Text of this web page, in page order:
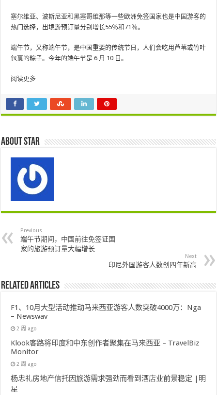
塞尔维亚、波斯尼亚和黑塞哥维那等一些欧洲免签国家也是中国游客的
热门选择，出境游预订量分别增长55％和71％。
端午节，又称端午节，是中国重要的传统节日，人们会吃用芦苇或竹叶
包裹的粽子。今年的端午节是 6 月 10 日。
阅读更多
About star
Previous
端午节期间，中国前往免签证国
家的旅游预订量大幅增长
Next
印尼外国游客人数创四年新高
Related Articles
F1、10月大型活动推动马来西亚游客人数突破4000万：Nga
– Newswav
2 周 ago
Klook客路将印度和中东创作者聚集在马来西亚 – TravelBiz
Monitor
2 周 ago
杨忠礼房地产信托因旅游需求强劲而看到酒店业前景稳定 |明
星